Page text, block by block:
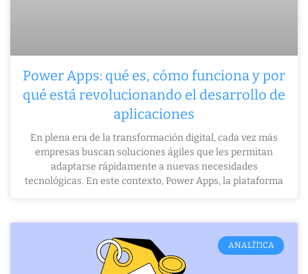
Power Apps: qué es, cómo funciona y por
qué está revolucionando el desarrollo de
aplicaciones
En plena era de la transformación digital, cada vez más
empresas buscan soluciones ágiles que les permitan
adaptarse rápidamente a nuevas necesidades
tecnológicas. En este contexto, Power Apps, la plataforma
ANALÍTICA